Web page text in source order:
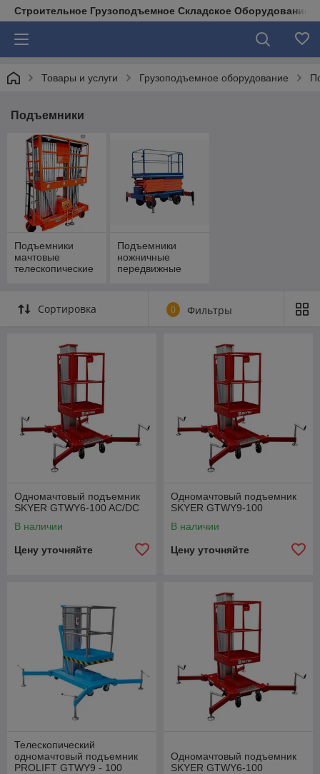
Строительное Грузоподъемное Складское Оборудование
Товары и услуги Грузоподъемное оборудование
Подъемники
Подъемники
мачтовые
телескопические
Подъемники
ножничные
передвижные
Сортировка 0 Фильтры
Одномачтовый подъемник
SKYER GTWY6-100 AC/DC
В наличии
Цену уточняйте
Одномачтовый подъемник
SKYER GTWY9-100
В наличии
Цену уточняйте
Телескопический
одномачтовый подъемник
PROLIFT GTWY9 - 100
Одномачтовый подъемник
SKYER GTWY6-100